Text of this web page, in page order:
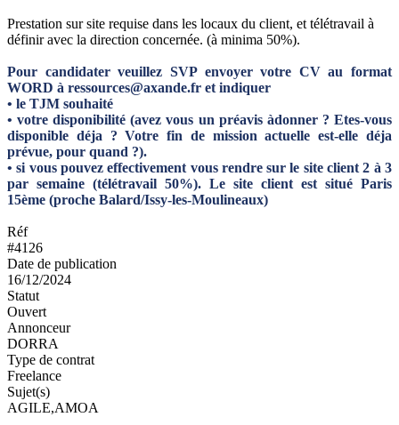
Prestation sur site requise dans les locaux du client, et télétravail à
définir avec la direction concernée. (à minima 50%).
Pour candidater veuillez SVP envoyer votre CV au format
WORD à ressources@axande.fr et indiquer
• le TJM souhaité
• votre disponibilité (avez vous un préavis àdonner ? Etes-vous
disponible déja ? Votre fin de mission actuelle est-elle déja
prévue, pour quand ?).
• si vous pouvez effectivement vous rendre sur le site client 2 à 3
par semaine (télétravail 50%). Le site client est situé Paris
15ème (proche Balard/Issy-les-Moulineaux)
Réf
#4126
Date de publication
16/12/2024
Statut
Ouvert
Annonceur
DORRA
Type de contrat
Freelance
Sujet(s)
AGILE,AMOA